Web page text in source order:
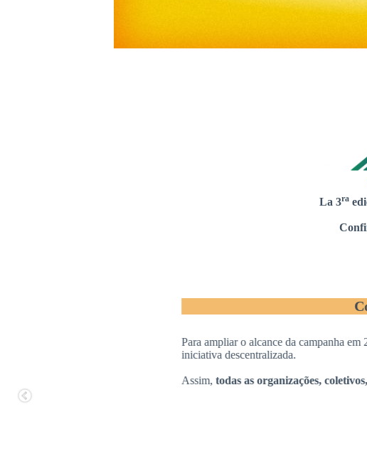
La 3ra
Como
Para ampliar o alcance da campanha em 2022
iniciativa descentralizada.
todas as organizações, coletivos,